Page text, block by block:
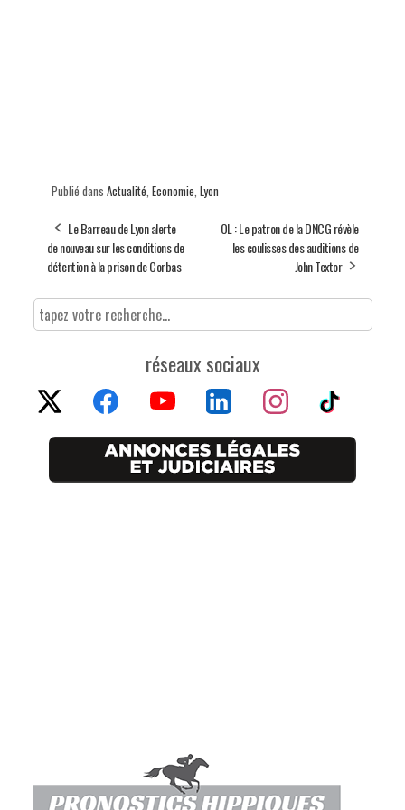
Publié dans Actualité Economie Lyon
Le Barreau de Lyon alerte
de nouveau sur les conditions de
détention à la prison de Corbas
OL : Le patron de la DNCG révèle
les coulisses des auditions de
John Textor
réseaux sociaux